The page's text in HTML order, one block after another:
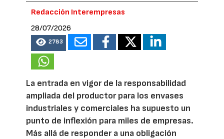
Redacción Interempresas
28/07/2026
2783
La entrada en vigor de la responsabilidad
ampliada del productor para los envases
industriales y comerciales ha supuesto un
punto de inflexión para miles de empresas.
Más allá de responder a una obligación